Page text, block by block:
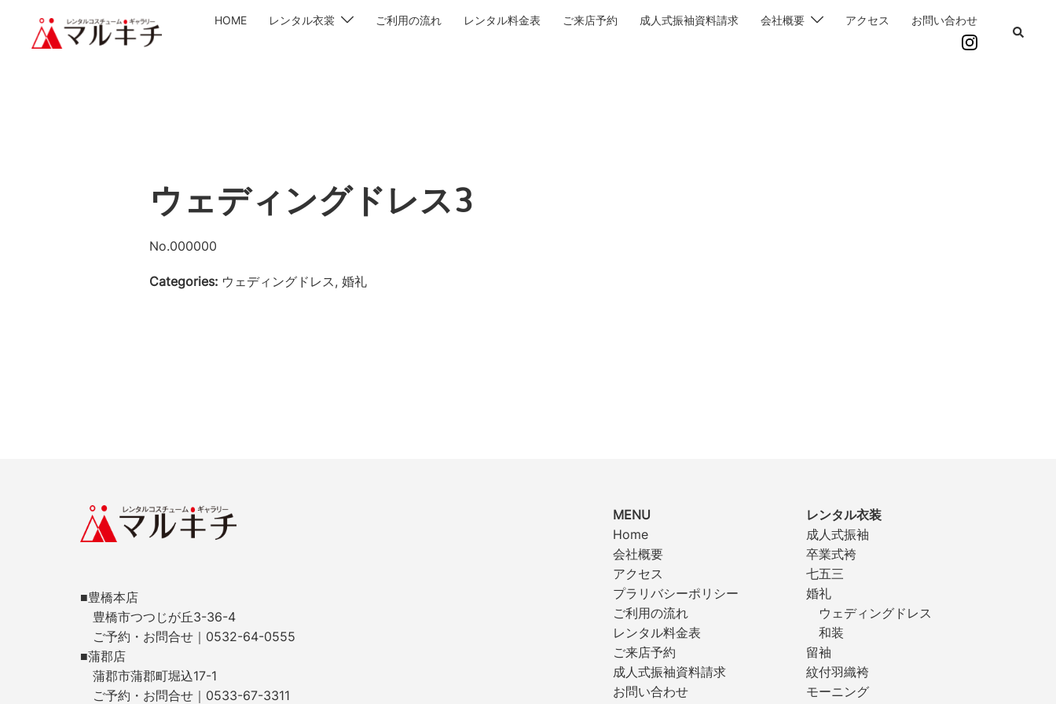
HOME レンタル衣裳 ご利用の流れ レンタル料金表 ご来店予約 成人式振袖資料請求 会社概要 アクセス お問い合わせ
ウェディングドレス3
No.000000
Categories: ウェディングドレス, 婚礼
■豊橋本店
豊橋市つつじが丘3-36-4
ご予約・お問合せ｜0532-64-0555
■蒲郡店
蒲郡市蒲郡町堀込17-1
ご予約・お問合せ｜0533-67-3311
MENU
Home
会社概要
アクセス
プラリバシーポリシー
ご利用の流れ
レンタル料金表
ご来店予約
成人式振袖資料請求
お問い合わせ
レンタル衣装
成人式振袖
卒業式袴
七五三
婚礼
ウェディングドレス
和装
留袖
紋付羽織袴
モーニング